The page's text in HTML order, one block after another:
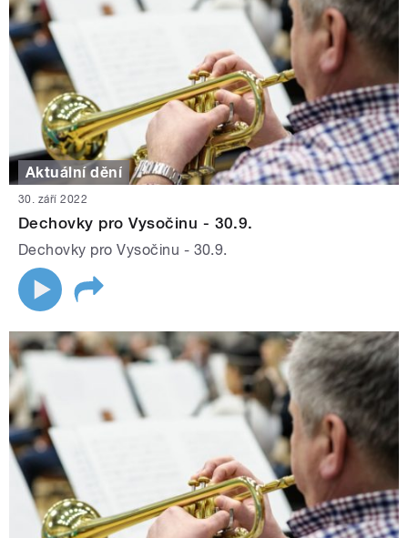
Aktuální dění
30. září 2022
Dechovky pro Vysočinu - 30.9.
Dechovky pro Vysočinu - 30.9.